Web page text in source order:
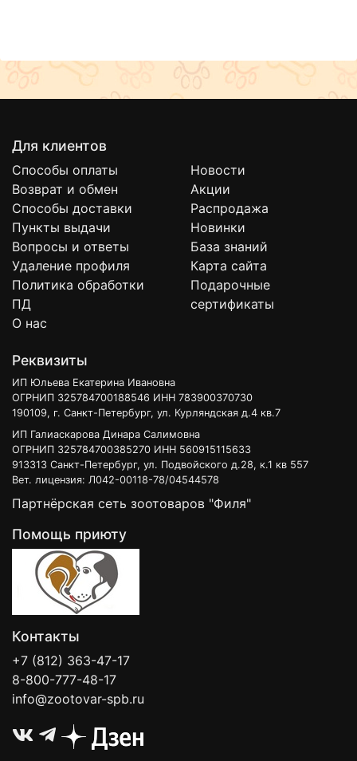
Для клиентов
Способы оплаты
Возврат и обмен
Способы доставки
Пункты выдачи
Вопросы и ответы
Удаление профиля
Политика обработки
ПД
О нас
Новости
Акции
Распродажа
Новинки
База знаний
Карта сайта
Подарочные
сертификаты
Реквизиты
ИП Юльева Екатерина Ивановна
ОГРНИП 325784700188546 ИНН 783900370730
190109, г. Санкт-Петербург, ул. Курляндская д.4 кв.7
ИП Галиаскарова Динара Салимовна
ОГРНИП 325784700385270 ИНН 560915115633
913313 Санкт-Петербург, ул. Подвойского д.28, к.1 кв 557
Вет. лицензия: Л042-00118-78/04544578
Партнёрская сеть зоотоваров "Филя"
Помощь приюту
Контакты
+7 (812) 363-47-17
8-800-777-48-17
info@zootovar-spb.ru